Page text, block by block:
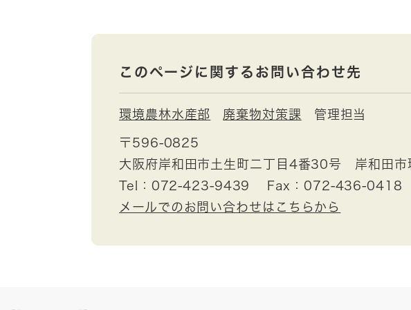
このページに関するお問い合わせ先
環境農林水産部 廃棄物対策課 管理担当
〒596-0825
大阪府岸和田市土生町二丁目4番30号 岸和田市
Tel：072-423-9439
Fax：072-436-0418
メールでのお問い合わせはこちらから